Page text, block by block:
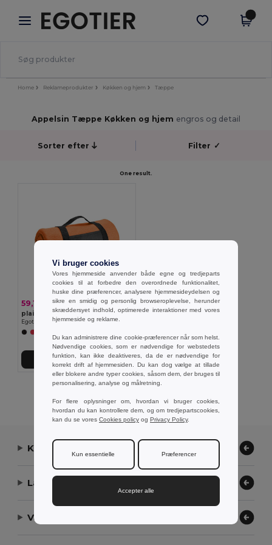
× Egotier-app
Bedre priser i appen!
Hent app
Home Reklameprodukter Køkken og hjem Tæppe
Appelsin Tæppe Køkken og hjem engros og detail
Sorter efter Filter ✓
One result.
59,15 kr
plaid i fleece (180 g/m²) med aftageligt håndtag
Egotier 99074
Tilføj Til Kurv
Kontakt os
Lad os hjælpe
Vores virksomhed
Vi bruger cookies
Vores hjemmeside anvender både egne og tredjeparts
cookies til at forbedre den overordnede funktionalitet,
huske dine præferencer, analysere hjemmesideydelsen og
sikre en smidig og personlig browseroplevelse, herunder
skræddersyet indhold, optimerede interaktioner med vores
hjemmeside og reklame.
Du kan administrere dine cookie-præferencer når som helst.
Nødvendige cookies, som er nødvendige for webstedets
funktion, kan ikke deaktiveres, da de er nødvendige for
korrekt drift af hjemmesiden. Du kan dog vælge at tillade
eller blokere andre typer cookies, såsom dem, der bruges til
personalisering, analyse og målretning.
For flere oplysninger om, hvordan vi bruger cookies,
hvordan du kan kontrollere dem, og om tredjepartscookies,
kan du se vores Cookies policy og Privacy Policy.
Kun essentielle Præferencer
Accepter alle